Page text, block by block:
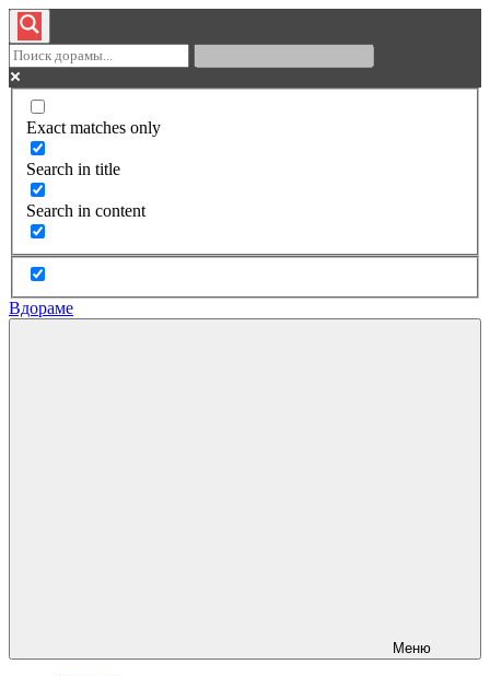
Exact matches only
Search in title
Search in content
Вдораме
Меню